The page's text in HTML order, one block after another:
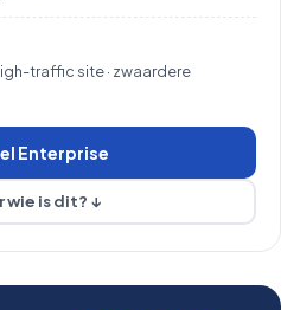
traffic site · zwaardere
Enterprise
wie is dit? ↓